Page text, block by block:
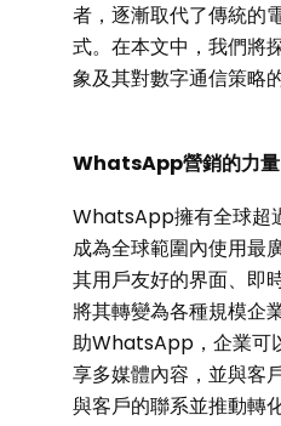
者，逐漸取代了傳統的
式。在本文中，我們
象及其對數字通信策略
WhatsApp營銷的力量
WhatsApp擁有全球超
成為全球範圍內使用最
其用戶友好的界面、即
將其轉變為各種規模企
助WhatsApp，企業可
享多媒體內容，並與客
與客戶的聯系並推動轉化